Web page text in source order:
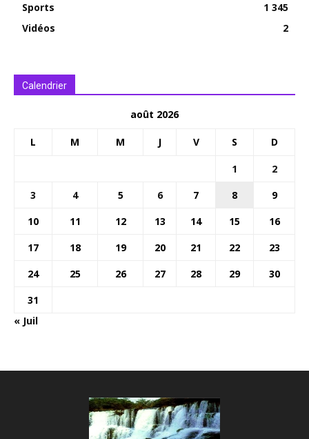
Sports
1 345
Vidéos
2
Calendrier
août 2026
L M M J V S D
1
2
3
4 5 6 7 8
9
10
11 12 13 14 15
16
17
18 19 20 21 22
23
24
25 26 27 28 29
30
31
« Juil